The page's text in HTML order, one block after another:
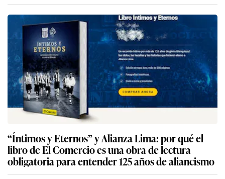
“Íntimos y Eternos” y Alianza Lima: por qué el
libro de El Comercio es una obra de lectura
obligatoria para entender 125 años de aliancismo